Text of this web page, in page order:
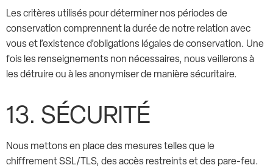
Les critères utilisés pour déterminer nos périodes de
conservation comprennent la durée de notre relation avec
vous et l’existence d’obligations légales de conservation. Une
fois les renseignements non nécessaires, nous veillerons à
les détruire ou à les anonymiser de manière sécuritaire.
13. SÉCURITÉ
Nous mettons en place des mesures telles que le
chiffrement SSL/TLS, des accès restreints et des pare-feu.